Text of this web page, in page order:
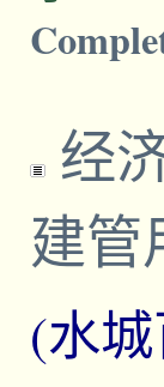
经
建管
(水